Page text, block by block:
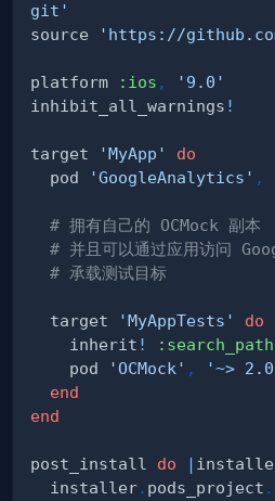
git'
source
'https://
platform :ios ,
'9.0'
inhibit_all_warnings !
target 'MyApp'
do
  pod
'GoogleAnalytics' ,
# 拥有自己的 OCMock 副本
# 并且可以通过应用访问
# 承载测试目标
  target
'MyAppTests'
do
    inherit
!
    pod
'OCMock' ,
'~>
end
end
post_install do |
  installer
. pods_project .